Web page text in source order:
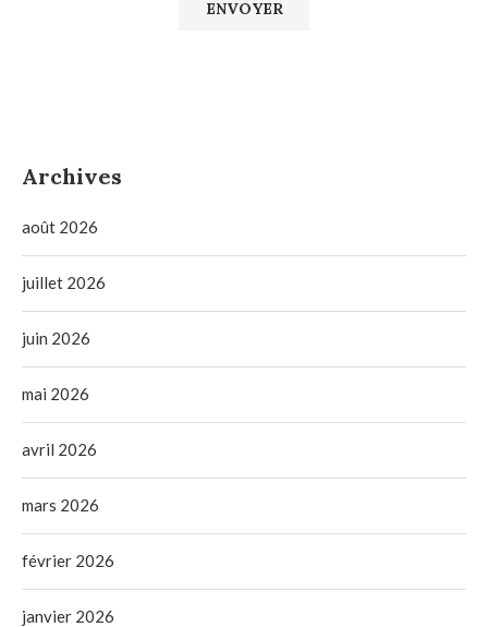
Archives
août 2026
juillet 2026
juin 2026
mai 2026
avril 2026
mars 2026
février 2026
janvier 2026